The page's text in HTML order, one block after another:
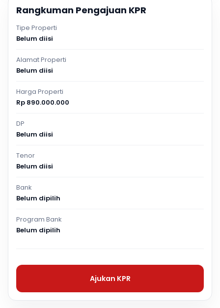
Rangkuman Pengajuan KPR
Tipe Properti
Belum diisi
Alamat Properti
Belum diisi
Harga Properti
Rp 890.000.000
DP
Belum diisi
Tenor
Belum diisi
Bank
Belum dipilih
Program Bank
Belum dipilih
Ajukan KPR